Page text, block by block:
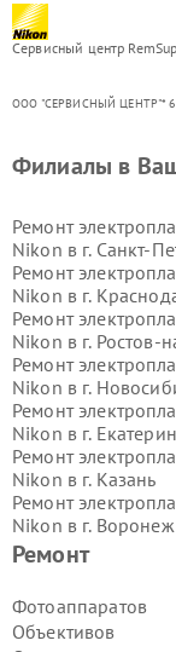
Сервисный центр
ООО "СЕРВИСНЫЙ ЦЕНТР"*
Ремонт
Фотоаппаратов
Объективов
Филиалы в
Ремонт
Nikon в г. Санкт-
Ремонт
Nikon в г.
Ремонт
Nikon в г. Ростов-
Ремонт
Nikon в г.
Ремонт
Nikon в г.
Ремонт
Nikon в г. Казань
Ремонт
Nikon в г. Воронеж
Ремонт
Ремонт
Nikon в г.Самара
Ремонт